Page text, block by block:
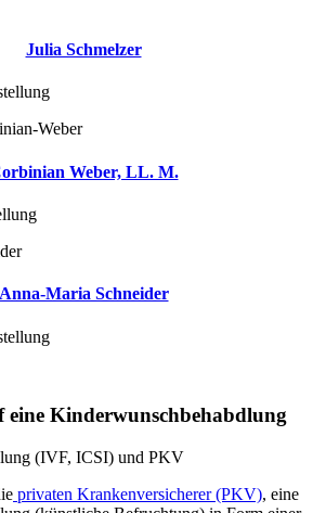
Julia Schmelzer
Weber, LL. M.
Anna-Maria Schneider
Kinderwunschbehabdlung
(IVF, ICSI) und PKV
privaten Krankenversicherer (PKV), eine